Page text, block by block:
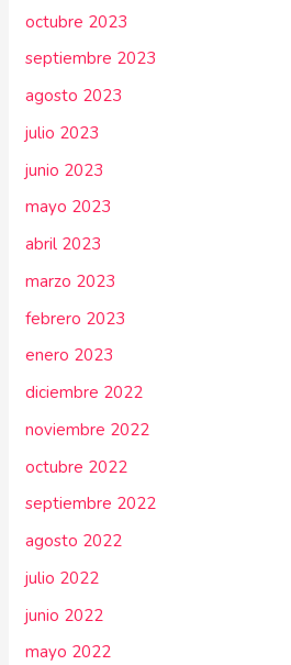
octubre 2023
septiembre 2023
agosto 2023
julio 2023
junio 2023
mayo 2023
abril 2023
marzo 2023
febrero 2023
enero 2023
diciembre 2022
noviembre 2022
octubre 2022
septiembre 2022
agosto 2022
julio 2022
junio 2022
mayo 2022